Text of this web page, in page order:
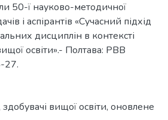
50-ї науково-методичної
і аспірантів «Сучасний підхід
дисциплін в контексті
освіти».- Полтава: РВВ
27.
здобувачі вищої освіти, оновлене